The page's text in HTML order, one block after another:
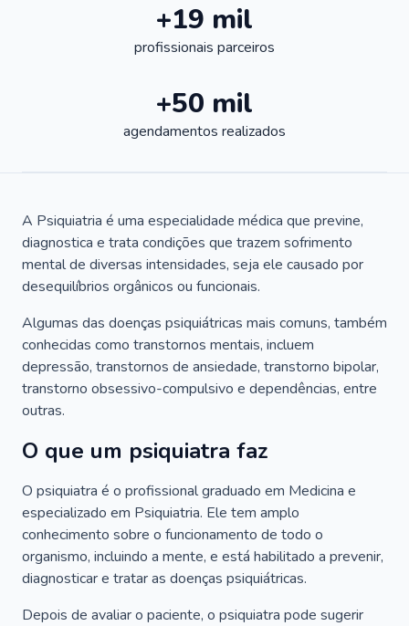
+19 mil
profissionais parceiros
+50 mil
agendamentos realizados
A Psiquiatria é uma especialidade médica que previne,
diagnostica e trata condições que trazem sofrimento
mental de diversas intensidades, seja ele causado por
desequilíbrios orgânicos ou funcionais.
Algumas das doenças psiquiátricas mais comuns, também
conhecidas como transtornos mentais, incluem
depressão, transtornos de ansiedade, transtorno bipolar,
transtorno obsessivo-compulsivo e dependências, entre
outras.
O que um psiquiatra faz
O psiquiatra é o profissional graduado em Medicina e
especializado em Psiquiatria. Ele tem amplo
conhecimento sobre o funcionamento de todo o
organismo, incluindo a mente, e está habilitado a prevenir,
diagnosticar e tratar as doenças psiquiátricas.
Depois de avaliar o paciente, o psiquiatra pode sugerir